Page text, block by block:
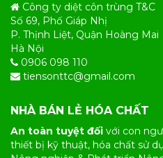
Công ty diệt côn trùng T&C
Số 69, Phố Giáp Nhị
P. Thịnh Liệt, Quận Hoàng Mai
Hà Nội
0906 098 110
tiensonttc@gmail.com
NHÀ BÁN LẺ HÓA CHẤT
An toàn tuyệt đối với con
thiết bị kỹ thuật, hóa chất sử